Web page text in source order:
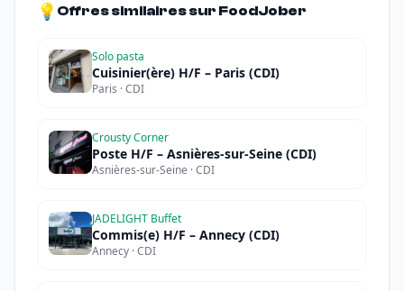
💡 Offres similaires sur FoodJober
Solo pasta
Cuisinier(ère) H/F – Paris (CDI)
Paris · CDI
Crousty Corner
Poste H/F – Asnières-sur-Seine (CDI)
Asnières-sur-Seine · CDI
JADELIGHT Buffet
Commis(e) H/F – Annecy (CDI)
Annecy · CDI